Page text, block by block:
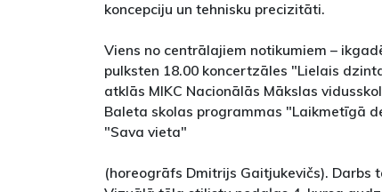
koncepciju un tehnisku precizitāti.
Viens no centrālajiem notikumiem –
pulksten 18.00 koncertzāles "Lielais
atklās MIKC Nacionālās Mākslas
Baleta skolas programmas "Laikmetīgā
"Sava vieta"
(horeogrāfs Dmitrijs Gaitjukevičs). Darbs